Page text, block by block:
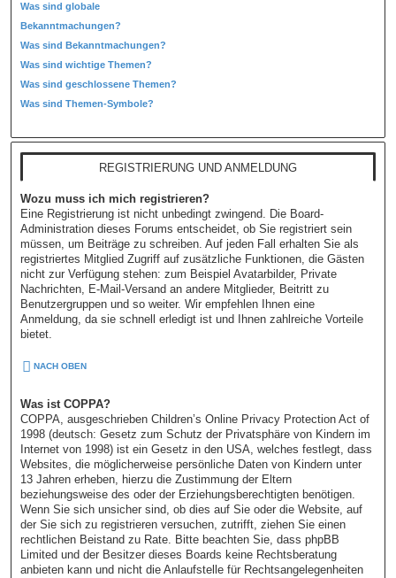
Was sind globale
Bekanntmachungen?
Was sind Bekanntmachungen?
Was sind wichtige Themen?
Was sind geschlossene Themen?
Was sind Themen-Symbole?
REGISTRIERUNG UND ANMELDUNG
Wozu muss ich mich registrieren?
Eine Registrierung ist nicht unbedingt zwingend. Die Board-
Administration dieses Forums entscheidet, ob Sie registriert sein
müssen, um Beiträge zu schreiben. Auf jeden Fall erhalten Sie als
registriertes Mitglied Zugriff auf zusätzliche Funktionen, die Gästen
nicht zur Verfügung stehen: zum Beispiel Avatarbilder, Private
Nachrichten, E-Mail-Versand an andere Mitglieder, Beitritt zu
Benutzergruppen und so weiter. Wir empfehlen Ihnen eine
Anmeldung, da sie schnell erledigt ist und Ihnen zahlreiche Vorteile
bietet.
NACH OBEN
Was ist COPPA?
COPPA, ausgeschrieben Children’s Online Privacy Protection Act of
1998 (deutsch: Gesetz zum Schutz der Privatsphäre von Kindern im
Internet von 1998) ist ein Gesetz in den USA, welches festlegt, dass
Websites, die möglicherweise persönliche Daten von Kindern unter
13 Jahren erheben, hierzu die Zustimmung der Eltern
beziehungsweise des oder der Erziehungsberechtigten benötigen.
Wenn Sie sich unsicher sind, ob dies auf Sie oder die Website, auf
der Sie sich zu registrieren versuchen, zutrifft, ziehen Sie einen
rechtlichen Beistand zu Rate. Bitte beachten Sie, dass phpBB
Limited und der Besitzer dieses Boards keine Rechtsberatung
anbieten kann und nicht die Anlaufstelle für Rechtsangelegenheiten